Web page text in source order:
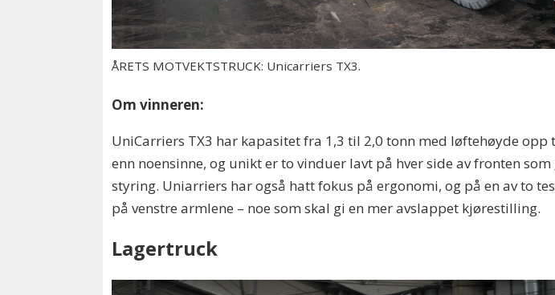
ÅRETS MOTVEKTSTRUCK: Unicarriers TX3.
Om vinneren:
UniCarriers TX3 har kapasitet fra 1,3 til 2,0 tonn med løftehøyde
enn noensinne, og unikt er to vinduer lavt på hver side av fronten
styring. Uniarriers har også hatt fokus på ergonomi, og på en av to
på venstre armlene – noe som skal gi en mer avslappet kjørestilling.
Lagertruck